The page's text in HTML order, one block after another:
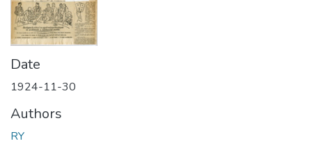
Date
1924-11-30
Authors
RY